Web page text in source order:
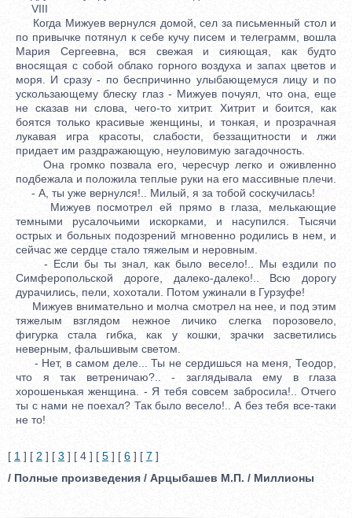
VIII
Когда Мижуев вернулся домой, сел за письменный стол и
по привычке потянул к себе кучу писем и телеграмм, вошла
Мария Сергеевна, вся свежая и сияющая, как будто
вносящая с собой облако горного воздуха и запах цветов и
моря. И сразу - по беспричинно улыбающемуся лицу и по
ускользающему блеску глаз - Мижуев почуял, что она, еще
не сказав ни слова, чего-то хитрит. Хитрит и боится, как
боятся только красивые женщины, и тонкая, и прозрачная
лукавая игра красоты, слабости, беззащитности и лжи
придает им раздражающую, неуловимую загадочность.
Она громко позвала его, чересчур легко и оживленно
подбежала и положила теплые руки на его массивные плечи.
- А, ты уже вернулся!.. Милый, я за тобой соскучилась!
Мижуев посмотрел ей прямо в глаза, мелькающие
темными русалочьими искорками, и насупился. Тысячи
острых и больных подозрений мгновенно родились в нем, и
сейчас же сердце стало тяжелым и неровным.
- Если бы ты знал, как было весело!.. Мы ездили по
Симферопольской дороге, далеко-далеко!.. Всю дорогу
дурачились, пели, хохотали. Потом ужинали в Гурзуфе!
Мижуев внимательно и молча смотрел на нее, и под этим
тяжелым взглядом нежное личико слегка порозовело,
фигурка стала гибка, как у кошки, зрачки засветились
неверным, фальшивым светом.
- Нет, в самом деле... Ты не сердишься на меня, Теодор,
что я так ветреничаю?.. - заглядывала ему в глаза
хорошенькая женщина. - Я тебя совсем забросила!.. Отчего
ты с нами не поехал? Так было весело!.. А без тебя все-таки
не то!
[ 1 ] [ 2 ] [ 3 ] [ 4 ] [ 5 ] [ 6 ] [ 7 ]
/ Полные произведения / Арцыбашев М.П. / Миллионы